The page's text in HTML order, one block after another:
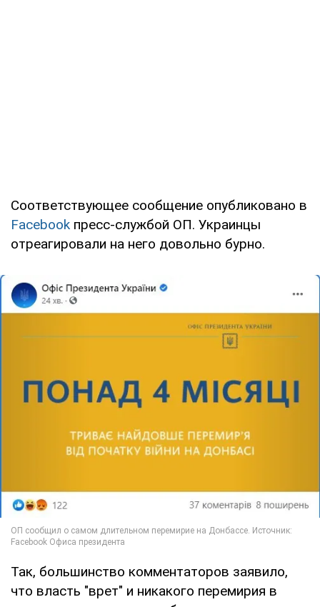
Соответствующее сообщение опубликовано в
Facebook пресс-службой ОП. Украинцы
отреагировали на него довольно бурно.
Так, большинство комментаторов заявило,
что власть "врет" и никакого перемирия в